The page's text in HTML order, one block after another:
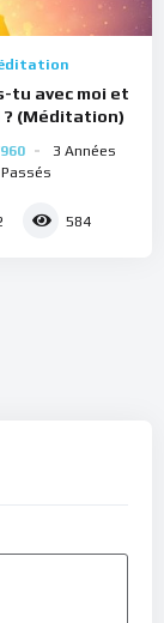
tu avec moi et
? (Méditation)
3 Années
Passés
584